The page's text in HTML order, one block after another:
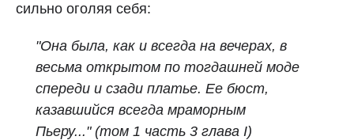
сильно оголяя себя:
"Она была, как и всегда на вечерах, в
весьма открытом по тогдашней моде
спереди и сзади платье. Ее бюст,
казавшийся всегда мраморным
Пьеру..." (том 1 часть 3 глава I)